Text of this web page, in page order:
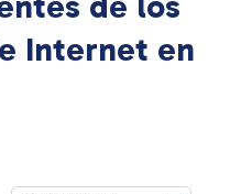
Internet en